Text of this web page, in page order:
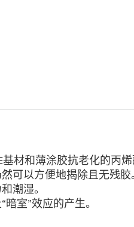
材和薄涂胶抗老化的丙
可以方便地揭除且无残胶
潮湿。
室”效应的产生。